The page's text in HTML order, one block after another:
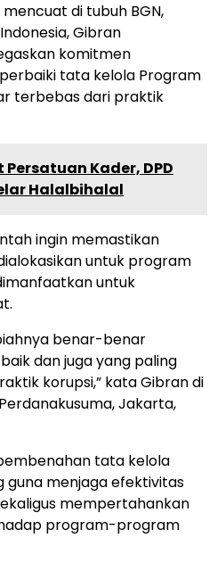
di tubuh BGN,
Gibran
komitmen
tata kelola Program
terbebas dari praktik
Persatuan Kader, DPD
Halalbihalal
ingin memastikan
untuk program
untuk
benar-benar
dan juga yang paling
korupsi,” kata Gibran di
Jakarta,
tata kelola
guna menjaga efektivitas
mempertahankan
program-program